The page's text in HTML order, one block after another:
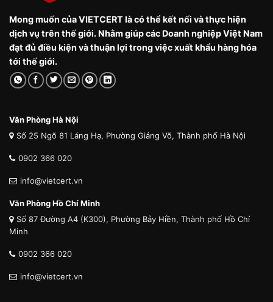
Mong muốn của VIETCERT là có thể kết nối và thực hiện
dịch vụ trên thế giới. Nhằm giúp các Doanh nghiệp Việt Nam
đạt đủ điều kiện và thuận lợi trong việc xuất khẩu hàng hóa
tới thế giới.
Văn Phòng Hà Nội
Số 25 Ngõ 81 Láng Hạ, Phường Giảng Võ, Thành phố Hà Nội
0902 366 020
info@vietcert.vn
Văn Phòng Hồ Chí Minh
Số 87 Đường A4 (K300), Phường Bảy Hiền, Thành phố Hồ Chí
Minh
0902 366 020
info@vietcert.vn